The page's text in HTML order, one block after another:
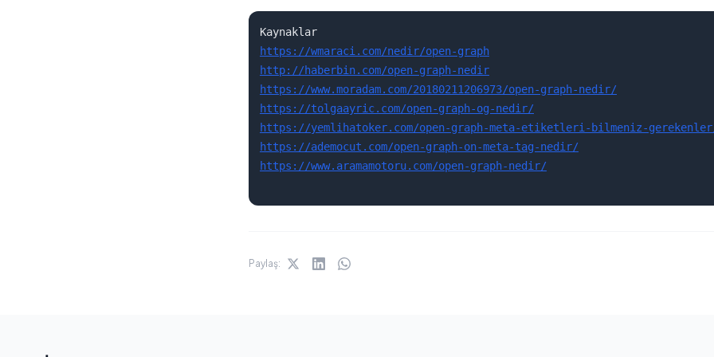
https://wmaraci.com/nedir/open-graph
http://haberbin.com/open-graph-nedir
https://www.moradam.com/20180211206973/open-graph-nedir/
https://tolgaayric.com/open-graph-og-nedir/
https://yemlihatoker.com/open-graph-meta-etiketleri-bilmeniz-
https://ademocut.com/open-graph-on-meta-tag-nedir/
https://www.aramamotoru.com/open-graph-nedir/
Paylaş: